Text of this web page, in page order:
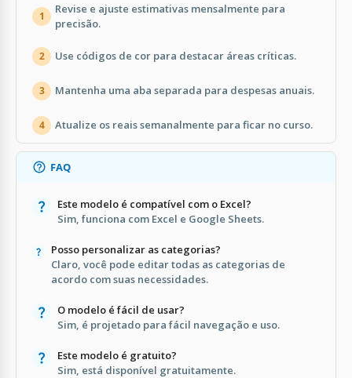
1
Revise e ajuste estimativas mensalmente para
precisão.
2 Use códigos de cor para destacar áreas críticas.
3 Mantenha uma aba separada para despesas anuais.
4 Atualize os reais semanalmente para ficar no curso.
FAQ
Este modelo é compatível com o Excel?
Sim, funciona com Excel e Google Sheets.
Posso personalizar as categorias?
Claro, você pode editar todas as categorias de
acordo com suas necessidades.
O modelo é fácil de usar?
Sim, é projetado para fácil navegação e uso.
Este modelo é gratuito?
Sim, está disponível gratuitamente.